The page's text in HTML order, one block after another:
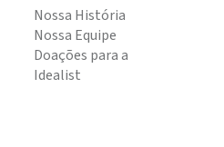
Nossa História
Nossa Equipe
Doações para a
Idealist